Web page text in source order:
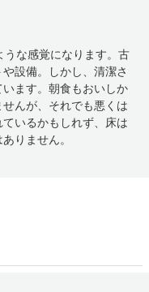
な感覚になります。古
設備。しかし、清潔さ
ます。朝食もおいしか
んが、それでも悪くは
いるかもしれず、床は
りません。